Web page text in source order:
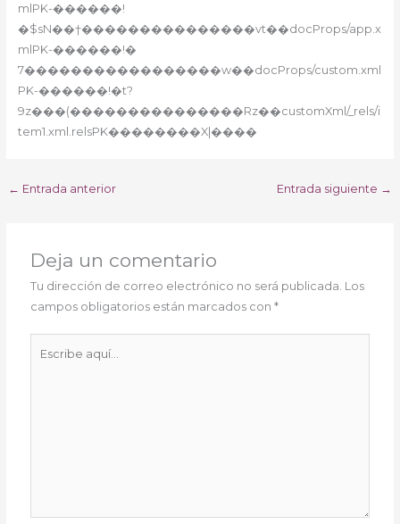
mlPK-������!
�$sN��†���������������vt��docProps/app.x
mlPK-������!�
7�����������������w��docProps/custom.xml
PK-������!�t?
9z���(���������������Rz��customXml/_rels/i
tem1.xml.relsPK��������X|����
← Entrada anterior Entrada siguiente →
Deja un comentario
Tu dirección de correo electrónico no será publicada. Los
campos obligatorios están marcados con*